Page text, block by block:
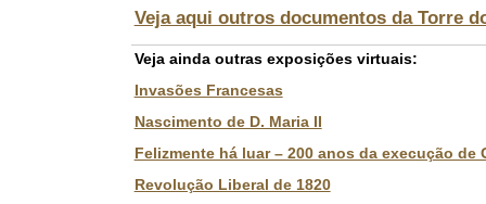
Veja aqui outros documentos da Torre
Veja ainda outras exposições virtuais:
Invasões Francesas
Nascimento de D. Maria II
Felizmente há luar – 200 anos da execução de
Revolução Liberal de 1820